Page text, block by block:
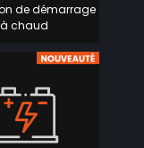
de démarrage
à chaud